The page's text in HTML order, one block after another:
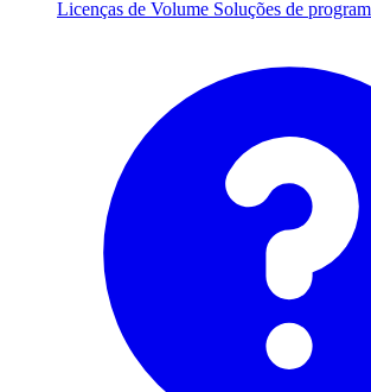
Licenças de Volume Soluções de